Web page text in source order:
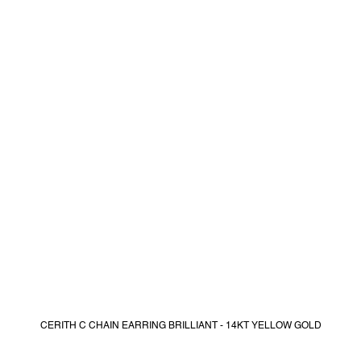
CERITH C CHAIN EARRING BRILLIANT - 14KT YELLOW GOLD